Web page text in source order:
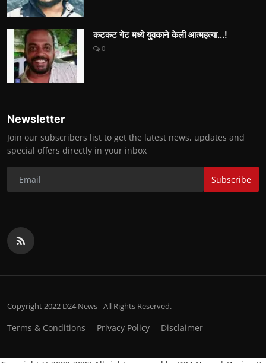
कटकट गेट मध्ये युवकाने केली आत्महत्या...!
0
Newsletter
Join our subscribers list to get the latest news, updates and
special offers directly in your inbox
Subscribe
Copyright 2022 D24 News - All Rights Reserved.
Terms & Conditions Privacy Policy Disclaimer